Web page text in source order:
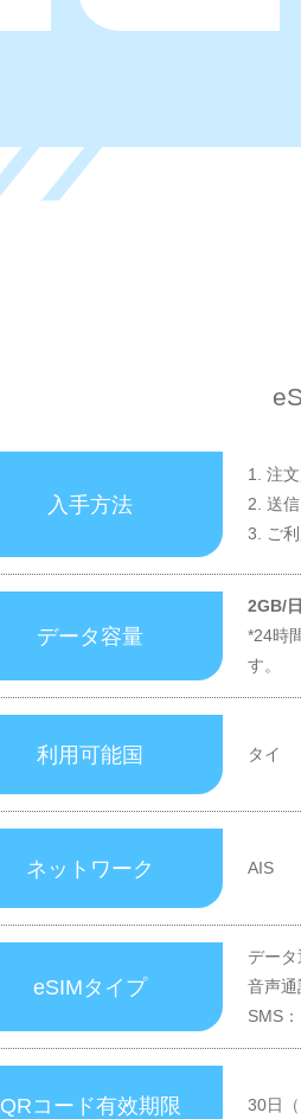
入手方法
1. 注
2. 送
3. ご
データ容量
2GB/日
*24時
す。
利用可能国 タイ
ネットワーク AIS
eSIMタイプ
デー
音声通
SMS
QRコード有效期限 30日